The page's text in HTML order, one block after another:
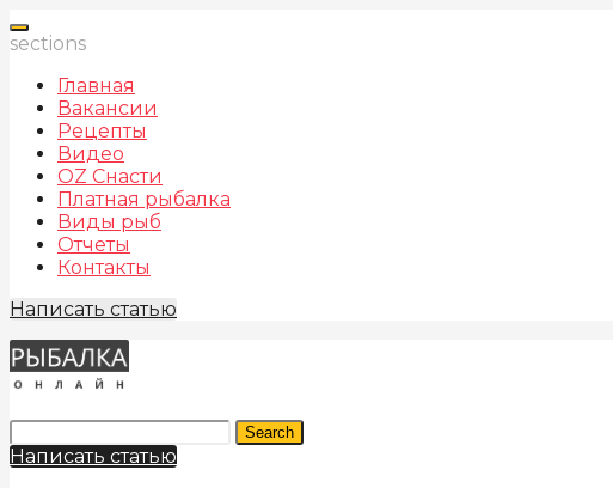
sections
Главная
Вакансии
Рецепты
Видео
OZ Снасти
Платная рыбалка
Виды рыб
Отчеты
Контакты
Написать статью
Search
Написать статью